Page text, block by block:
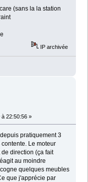
(sans la la station
IP archivée
22:50:56 »
pratiquement 3
Le moteur
direction (ça fait
au moindre
quelques meubles
que j'apprécie par